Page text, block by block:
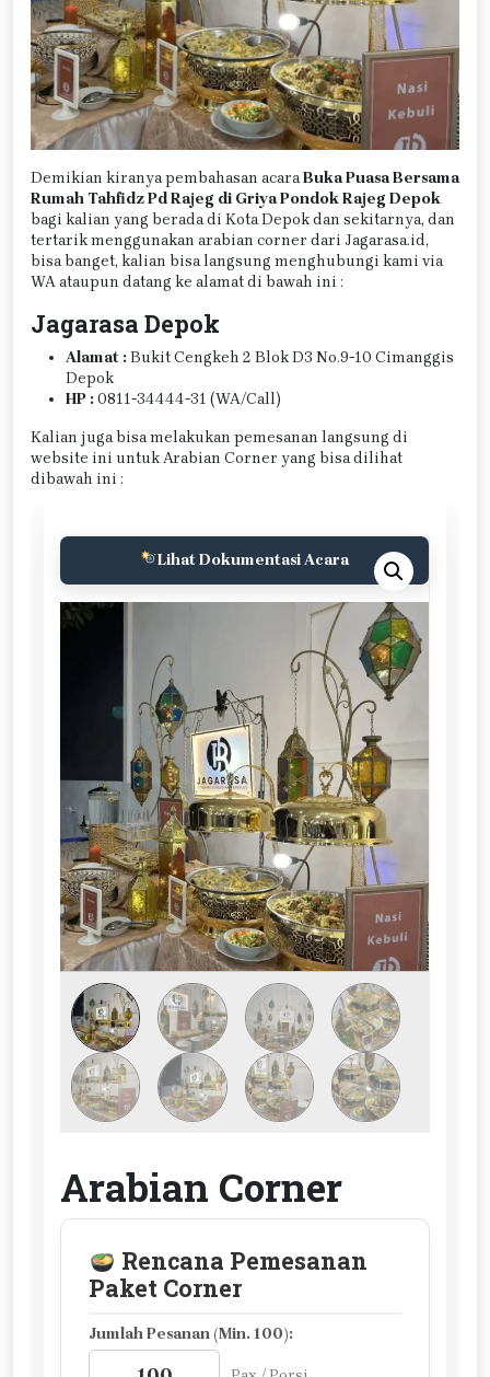
Demikian kiranya pembahasan acaraBuka Puasa Bersama
Rumah Tahfidz Pd Rajeg di Griya Pondok Rajeg Depok
bagi kalian yang berada di Kota Depok dan sekitarnya, dan
tertarik menggunakan arabian corner dari Jagarasa.id,
bisa banget, kalian bisa langsung menghubungi kami via
WA ataupun datang ke alamat di bawah ini :
Jagarasa Depok
Alamat :Bukit Cengkeh 2 Blok D3 No.9-10 Cimanggis
Depok
HP :0811-34444-31 (WA/Call)
Kalian juga bisa melakukan pemesanan langsung di
website ini untuk Arabian Corner yang bisa dilihat
dibawah ini :